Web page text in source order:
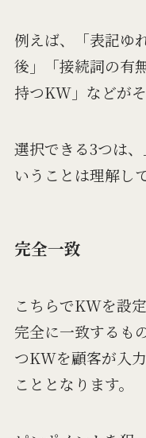
例えば、「表記ゆ
後」「接続詞の有
持つKW」などが
選択できる3つは
いうことは理解し
完全一致
こちらでKWを設
完全に一致するも
つKWを顧客が入
こととなります。